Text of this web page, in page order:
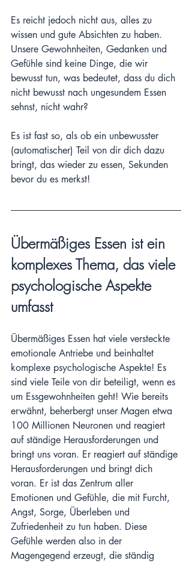
Es reicht jedoch nicht aus, alles zu
wissen und gute Absichten zu haben.
Unsere Gewohnheiten, Gedanken und
Gefühle sind keine Dinge, die wir
bewusst tun, was bedeutet, dass du dich
nicht bewusst nach ungesundem Essen
sehnst, nicht wahr?
Es ist fast so, als ob ein unbewusster
(automatischer) Teil von dir dich dazu
bringt, das wieder zu essen, Sekunden
bevor du es merkst!
Übermäßiges Essen ist ein
komplexes Thema, das viele
psychologische Aspekte
umfasst
Übermäßiges Essen hat viele versteckte
emotionale Antriebe und beinhaltet
komplexe psychologische Aspekte! Es
sind viele Teile von dir beteiligt, wenn es
um Essgewohnheiten geht! Wie bereits
erwähnt, beherbergt unser Magen etwa
100 Millionen Neuronen und reagiert
auf ständige Herausforderungen und
bringt uns voran. Er reagiert auf ständige
Herausforderungen und bringt dich
voran. Er ist das Zentrum aller
Emotionen und Gefühle, die mit Furcht,
Angst, Sorge, Überleben und
Zufriedenheit zu tun haben. Diese
Gefühle werden also in der
Magengegend erzeugt, die ständig